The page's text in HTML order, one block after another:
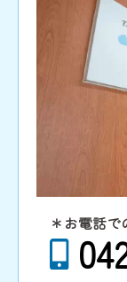
＊お電話